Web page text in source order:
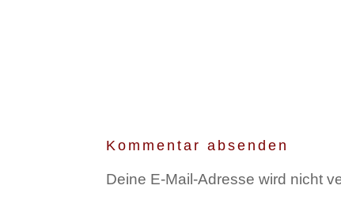
Kommentar absenden
Deine E-Mail-Adresse wird nicht